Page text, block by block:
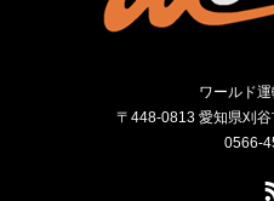
ワールド
〒448-0813 愛知県刈
0566-